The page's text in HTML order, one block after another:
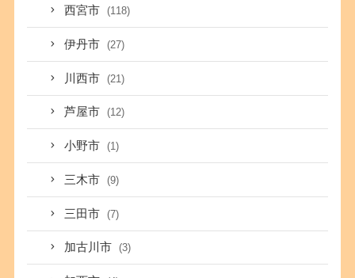
西宮市 (118)
伊丹市 (27)
川西市 (21)
芦屋市 (12)
小野市 (1)
三木市 (9)
三田市 (7)
加古川市 (3)